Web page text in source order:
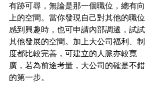
有跡可尋，無論是那一個職位，總有向
上的空間。當你發現自己對其他的職位
感到興趣時，也可申請內部調遷，試試
其他發展的空間。加上大公司福利、制
度都比較完善，可建立的人脈亦較寬
廣，若為前途考量，大公司的確是不錯
的第一步。